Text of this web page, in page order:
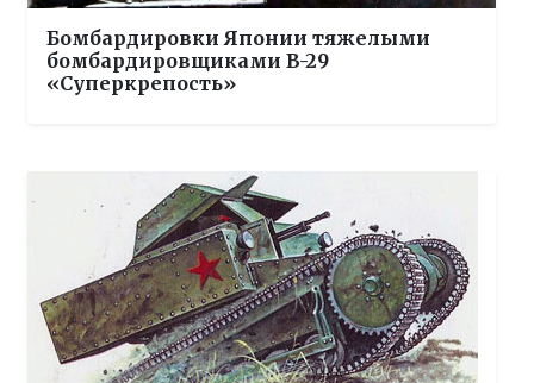
Бомбардировки Японии тяжелыми
бомбардировщиками B-29
«Суперкрепость»